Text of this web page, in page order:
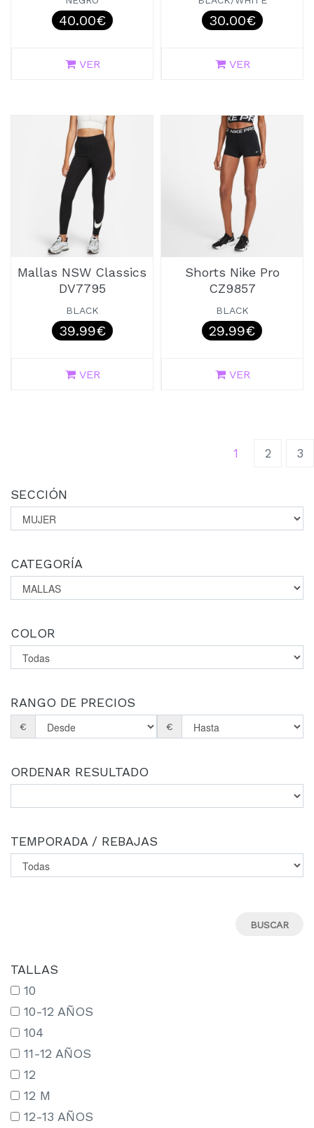
40.00€
VER
30.00€
VER
Mallas NSW Classics
DV7795
BLACK
39.99€
VER
Shorts Nike Pro
CZ9857
BLACK
29.99€
VER
1 (current)
2 3
SECCIÓN
CATEGORÍA
COLOR
RANGO DE PRECIOS
€ €
ORDENAR RESULTADO
TEMPORADA / REBAJAS
TALLAS
10
10-12 AÑOS
104
11-12 AÑOS
12
12 M
12-13 AÑOS